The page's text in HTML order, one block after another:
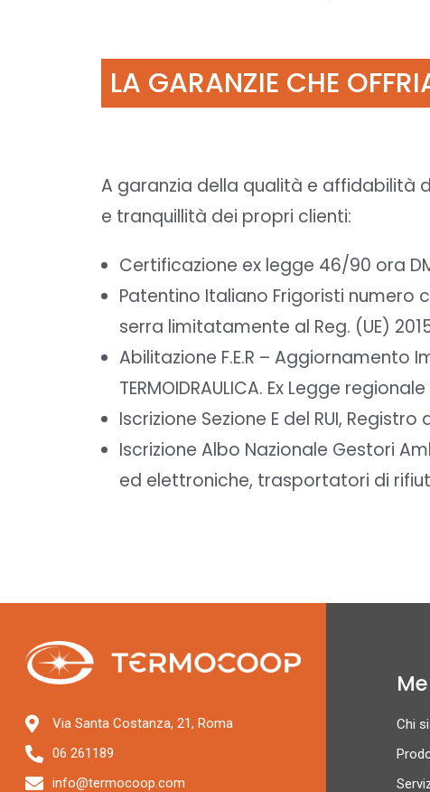
LA GARANZIE CHE
A garanzia della qualità e affidabilità
e tranquillità dei propri clienti:
Certificazione ex legge 46/90 ora
Patentino Italiano Frigoristi numero
serra limitatamente al Reg. (UE)
Abilitazione F.E.R – Aggiornamento
TERMOIDRAULICA. Ex Legge
Iscrizione Sezione E del RUI,
Iscrizione Albo Nazionale Gestori
ed elettroniche, trasportatori di
Via Santa Costanza, 21, Roma
06 261189
info@termocoop.com
Chi